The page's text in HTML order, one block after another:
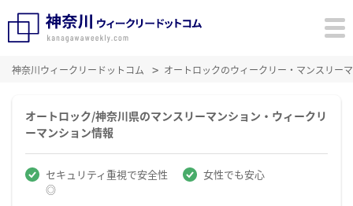
神奈川ウィークリードットコム オートロックのウィークリー・マンスリー
オートロック/神奈川県のマンスリーマンション・ウィークリ
ーマンション情報
セキュリティ重視で安全性
◎
女性でも安心